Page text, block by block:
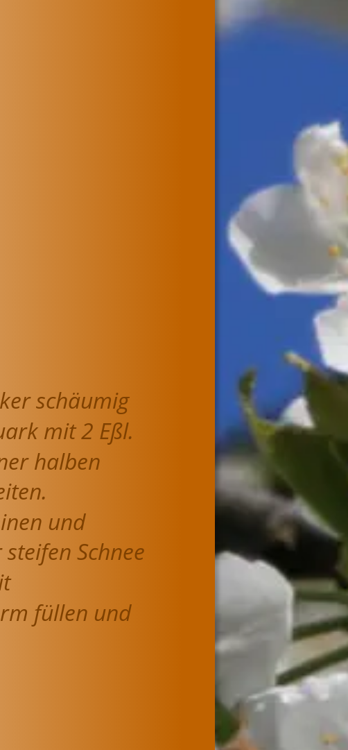
schäumig
mit 2 Eßl.
halben
und
Schnee
füllen und